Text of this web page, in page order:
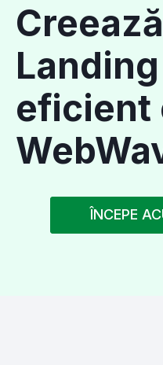
eficient
ÎNCEPE
Panel